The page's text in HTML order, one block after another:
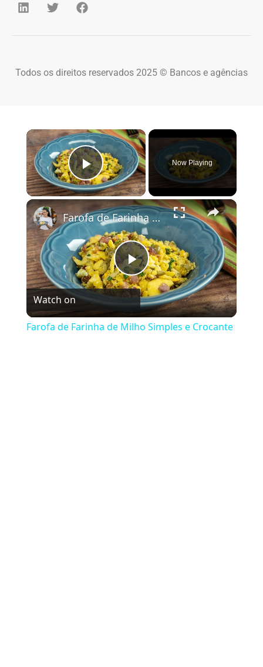
Todos os direitos reservados 2025 © Bancos e agências
×
Play Video
Now Playing
×
Play Video
Farofa de Farinha de Milho Simples e Crocante
Watch on
Farofa de Farinha de Milho Simples e Crocante